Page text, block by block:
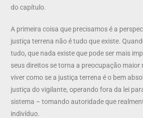
do capítulo.
A primeira coisa que precisamos é a
justiça terrena não é tudo que existe.
tudo, que nada existe que pode ser mais
seus direitos se torna a preocupação maior
viver como se a justiça terrena é o bem
justiça do vigilante, operando fora da lei
sistema – tomando autoridade que
indivíduo.